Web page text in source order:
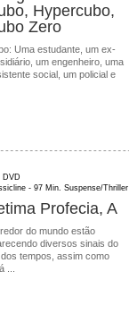
Hypercubo,
Zero
Uma estudante, um ex-
um engenheiro, uma
social, um policial e
DVD
- 97 Min. Suspense/Thriller
Profecia, A
do mundo estão
diversos sinais do
tempos, assim como
...